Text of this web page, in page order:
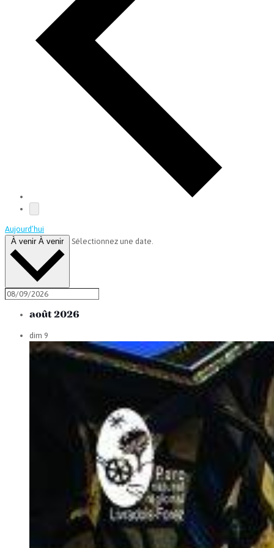
Aujourd’hui
À venir À venir Sélectionnez une date.
août 2026
dim 9